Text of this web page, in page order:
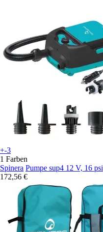
+-3
1 Farben
Spinera Pumpe sup4 12 V, 16 psi
172,56 €